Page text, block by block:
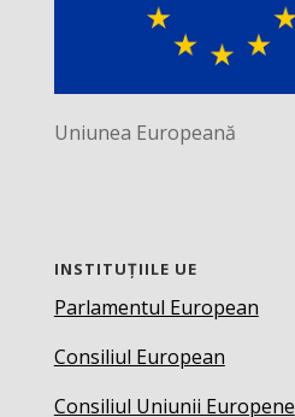
Uniunea Europeană
INSTITUȚIILE UE
Parlamentul European
Consiliul European
Consiliul Uniunii Europene